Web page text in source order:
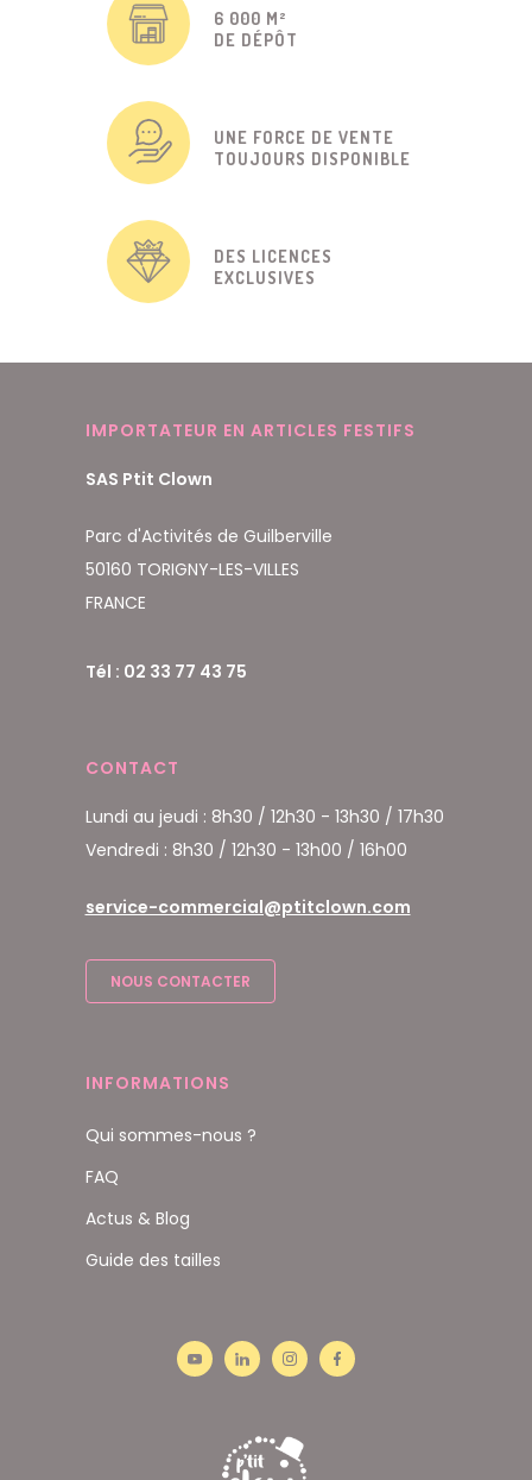
6 000 M²
DE DÉPÔT
UNE FORCE DE VENTE
TOUJOURS DISPONIBLE
DES LICENCES
EXCLUSIVES
IMPORTATEUR EN ARTICLES FESTIFS
SAS Ptit Clown
Parc d'Activités de Guilberville
50160 TORIGNY-LES-VILLES
FRANCE
Tél : 02 33 77 43 75
CONTACT
Lundi au jeudi : 8h30 / 12h30 - 13h30 / 17h30
Vendredi : 8h30 / 12h30 - 13h00 / 16h00
service-commercial@ptitclown.com
NOUS CONTACTER
INFORMATIONS
Qui sommes-nous ?
FAQ
Actus & Blog
Guide des tailles